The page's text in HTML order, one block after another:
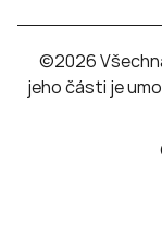
©2026
jeho části je